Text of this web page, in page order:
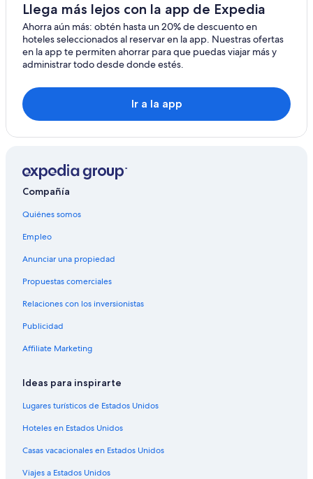
Apartamentos en Glinzig
Hoteles en Glinzig
Hoteles en Schlepzig
Apartamentos en Beeskow
Hoteles en Beeskow
Hoteles en Klettwitz
Hoteles en Schwielochsee
Hoteles en Großräschen
Hoteles en Reddern
Hoteles en Steinkirchen
Apartamentos en Friedland
Hoteles en Groß Drewitz
del Spree
Hoteles en Lübbenau/Bosque del Spree
Apartamentos en Burg
Hoteles en Burg
Hoteles en Goyatz
Llega más lejos con la app de Expedia
Ahorra aún más: obtén hasta un 20% de descuento en
hoteles seleccionados al reservar en la app. Nuestras ofertas
en la app te permiten ahorrar para que puedas viajar más y
administrar todo desde donde estés.
Ir a la app
Compañía
Quiénes somos
Empleo
Anunciar una propiedad
Propuestas comerciales
Relaciones con los inversionistas
Publicidad
Affiliate Marketing
Ideas para inspirarte
Lugares turísticos de Estados Unidos
Hoteles en Estados Unidos
Casas vacacionales en Estados Unidos
Viajes a Estados Unidos